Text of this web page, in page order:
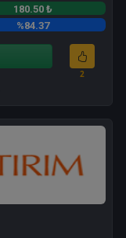
180.50 ₺
%84.37
2